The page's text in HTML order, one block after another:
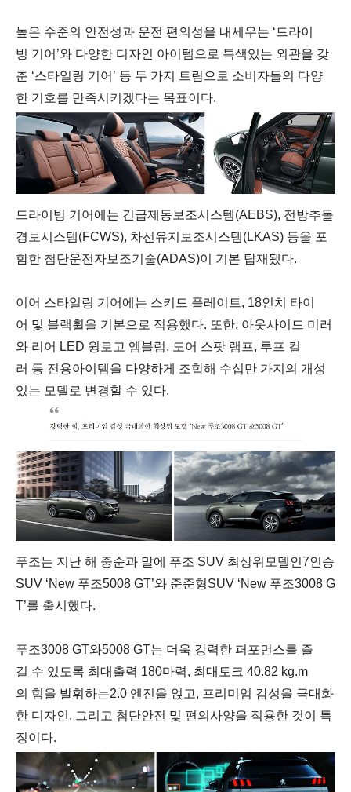
높은 수준의 안전성과 운전 편의성을 내세우는 ‘드라이
빙 기어’와 다양한 디자인 아이템으로 특색있는 외관을 갖
춘 ‘스타일링 기어’ 등 두 가지 트림으로 소비자들의 다양
한 기호를 만족시키겠다는 목표이다.
드라이빙 기어에는 긴급제동보조시스템(AEBS), 전방추돌
경보시스템(FCWS), 차선유지보조시스템(LKAS) 등을 포
함한 첨단운전자보조기술(ADAS)이 기본 탑재됐다.
이어 스타일링 기어에는 스키드 플레이트, 18인치
타이
어 및 블랙휠을 기본으로 적용했다. 또한, 아웃사이드 미러
와 리어 LED 윙로고 엠블럼, 도어 스팟 램프, 루프 컬
러 등 전용아이템을 다양하게 조합해 수십만 가지의 개성
있는 모델로 변경할 수 있다.
푸조는 지난 해 중순과 말에 푸조 SUV 최상위모델인7인승
SUV ‘New 푸조5008 GT’와 준준형SUV ‘New 푸조3008 G
T’를 출시했다.
푸조3008 GT와5008 GT는 더욱 강력한 퍼포먼스를 즐
길 수 있도록 최대출력 180마력, 최대토크 40.82 kg.m
의 힘을 발휘하는2.0 엔진을 얹고, 프리미엄 감성을 극대화
한 디자인, 그리고 첨단안전 및 편의사양을 적용한 것이
특
징이다.